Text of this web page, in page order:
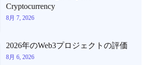
Cryptocurrency
8月 7, 2026
2026年のWeb3プロジェクトの評価
8月 6, 2026